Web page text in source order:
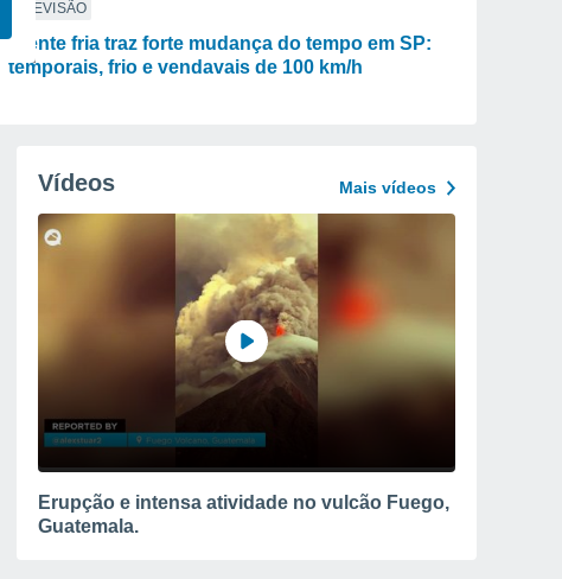
PREVISÃO
Frente fria traz forte mudança do tempo em SP:
temporais, frio e vendavais de 100 km/h
Vídeos Mais vídeos
Erupção e intensa atividade no vulcão Fuego,
Guatemala.